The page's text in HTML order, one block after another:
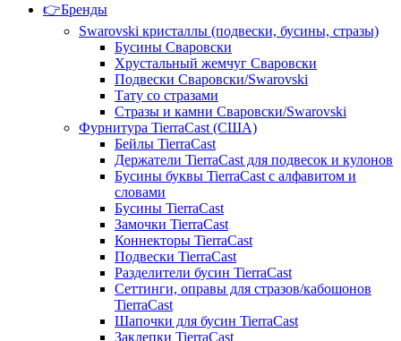
👉Бренды
Swarovski кристаллы (подвески, бусины, стразы)
Бусины Сваровски
Хрустальный жемчуг Сваровски
Подвески Сваровски/Swarovski
Тату со стразами
Стразы и камни Сваровски/Swarovski
Фурнитура TierraCast (США)
Бейлы TierraCast
Держатели TierraCast для подвесок и кулонов
Бусины буквы TierraCast с алфавитом и
словами
Бусины TierraCast
Замочки TierraCast
Коннекторы TierraCast
Подвески TierraCast
Разделители бусин TierraCast
Сеттинги, оправы для стразов/кабошонов
TierraCast
Шапочки для бусин TierraCast
Заклепки TierraCast